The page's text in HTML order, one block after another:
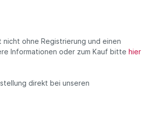
nicht ohne Registrierung und einen
Informationen oder zum Kauf bitte hier
direkt bei unseren